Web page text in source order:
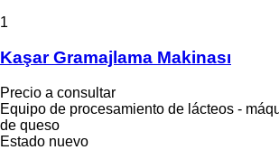
1
Kaşar Gramajlama Makinası
Precio a consultar
Equipo de procesamiento de lácteos -
de queso
Estado nuevo